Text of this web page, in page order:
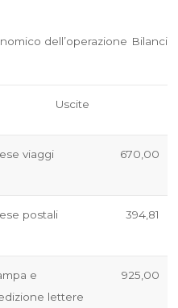
dell’operazione Bilanci
Uscite
viaggi 670,00
postali 394,81
e
lettere
925,00